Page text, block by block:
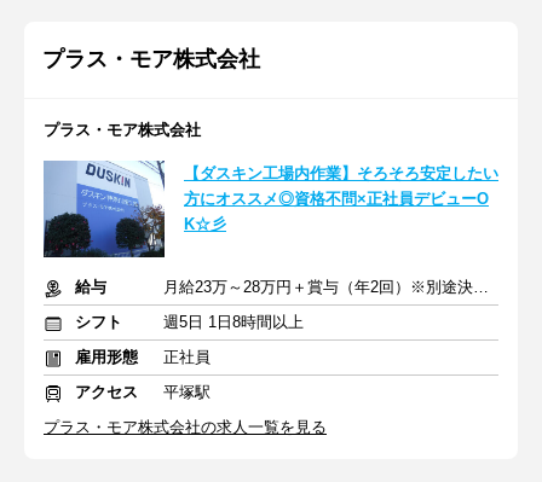
プラス・モア株式会社
プラス・モア株式会社
【ダスキン工場内作業】そろそろ安定したい
方にオススメ◎資格不問×正社員デビューO
K☆彡
給与
月給23万～28万円＋賞与（年2回）※別途決算賞与あり＋交通費
シフト
週5日 1日8時間以上
雇用形態
正社員
アクセス
平塚駅
プラス・モア株式会社の求人一覧を見る